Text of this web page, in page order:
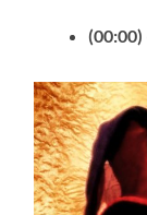
(00:00)